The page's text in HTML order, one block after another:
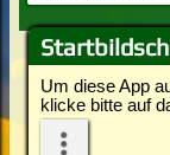
Um diese App
klicke bitte auf